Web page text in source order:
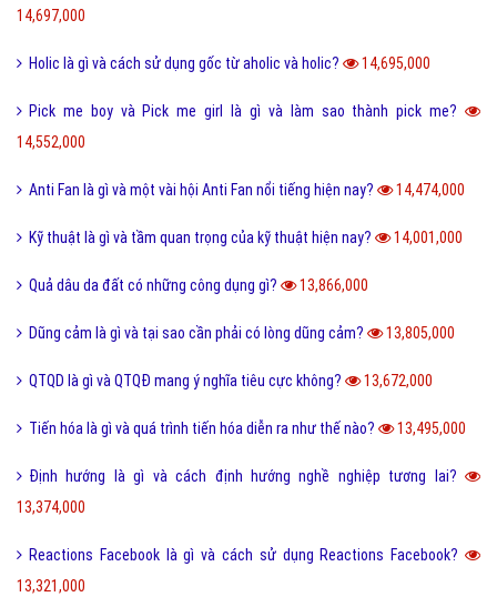
14,697,000
Holic là gì và cách sử dụng gốc từ aholic và holic? 14,695,000
Pick me boy và Pick me girl là gì và làm sao thành pick me?
14,552,000
Anti Fan là gì và một vài hội Anti Fan nổi tiếng hiện nay? 14,474,000
Kỹ thuật là gì và tầm quan trọng của kỹ thuật hiện nay? 14,001,000
Quả dâu da đất có những công dụng gì? 13,866,000
Dũng cảm là gì và tại sao cần phải có lòng dũng cảm? 13,805,000
QTQD là gì và QTQĐ mang ý nghĩa tiêu cực không? 13,672,000
Tiến hóa là gì và quá trình tiến hóa diễn ra như thế nào? 13,495,000
Định hướng là gì và cách định hướng nghề nghiệp tương lai?
13,374,000
Reactions Facebook là gì và cách sử dụng Reactions Facebook?
13,321,000